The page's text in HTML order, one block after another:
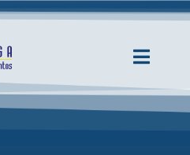
Toggle